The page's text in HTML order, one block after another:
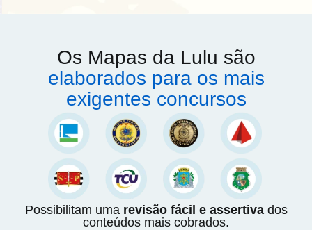
Os Mapas da Lulu são
elaborados para os mais
exigentes concursos
Possibilitam uma revisão fácil e assertivados
conteúdos mais cobrados.